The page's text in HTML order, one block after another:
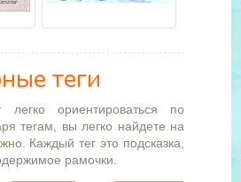
теги
легко ориентироваться по
тегам, вы легко найдете на
Каждый тег это подсказка,
рамочки.